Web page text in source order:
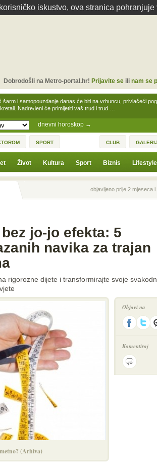
iskustvo, ova stranica
dnevni horoskop →
šarm i samopouzdanje danas će biti na vrhuncu, privlačeći
Nadređeni će primijetiti vaš trud i trud …
Dobrodošli na Metro-portal.hr! Prijavite seili nam se
SPORT CLUB
Život Kultura Sport Biznis Lifestyle
Prethodna vijestobjavljeno prije 2 mjeseca i
jo-jo efekta: 5
navika za trajan
rigorozne dijete i transformirajte svoje
(Arhiva)
Objavi na
Komentiraj